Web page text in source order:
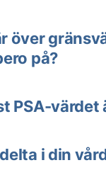
över
på?
PSA-värdet
i din